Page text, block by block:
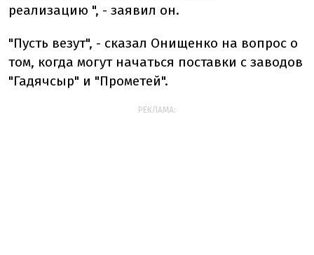
реализацию ", - заявил он.
"Пусть везут", - сказал Онищенко на вопрос о
том, когда могут начаться поставки с заводов
"Гадячсыр" и "Прометей".
РЕКЛАМА: